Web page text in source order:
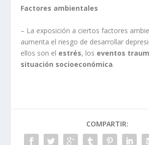
Factores ambientales
– La exposición a ciertos factores
aumenta el riesgo de desarrollar
ellos son el estrés, los eventos
situación socioeconómica.
COMPARTIR: